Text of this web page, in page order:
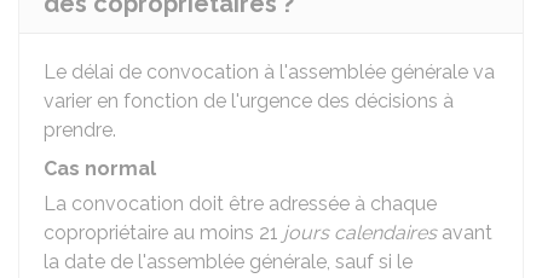
Le délai de convocation à l'assemblée générale va
varier en fonction de l'urgence des décisions à
prendre.
Cas normal
La convocation doit être adressée à chaque
copropriétaire au moins 21 jours calendairesavant
la date de l'assemblée générale, sauf si le